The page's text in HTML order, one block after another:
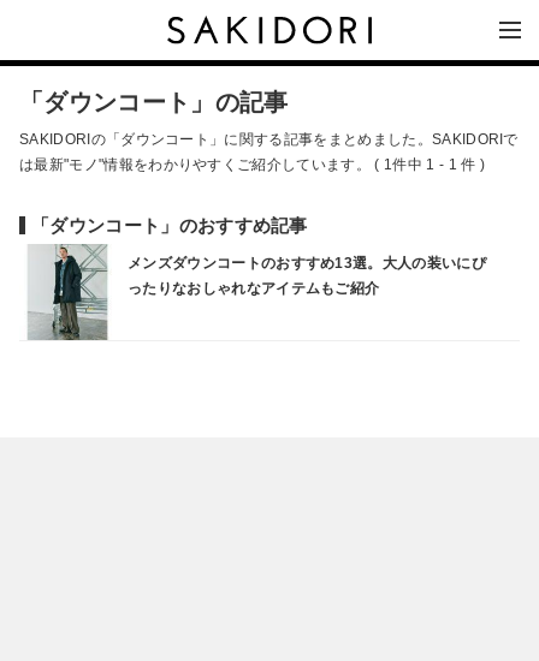
「ダウンコート」の記事
SAKIDORIの「ダウンコート」に関する記事をまとめました。SAKIDORIで
は最新"モノ"情報をわかりやすくご紹介しています。 ( 1件中 1 - 1 件 )
「ダウンコート」のおすすめ記事
メンズダウンコートのおすすめ13選。大人の装いにぴ
ったりなおしゃれなアイテムもご紹介